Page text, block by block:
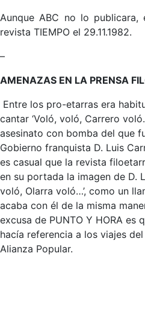
Aunque ABC no lo
revista TIEMPO el 29.11.1982.
–
AMENAZAS EN LA PRENSA
Entre los pro-etarras era
cantar ‘Voló, voló, Carrero
asesinato con bomba del que
Gobierno franquista D. Luis
es casual que la revista
en su portada la imagen de D.
voló, Olarra voló…’, como un
acaba con él de la misma
excusa de PUNTO Y HORA es
hacía referencia a los viajes
Alianza Popular.